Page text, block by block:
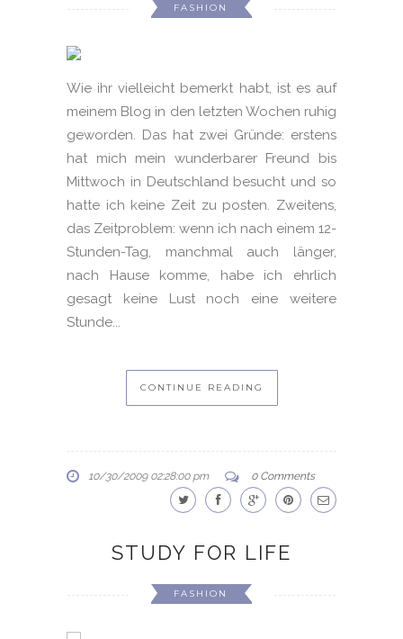
FASHION
Wie ihr vielleicht bemerkt habt, ist es auf
meinem Blog in den letzten Wochen ruhig
geworden. Das hat zwei Gründe: erstens
hat mich mein wunderbarer Freund bis
Mittwoch in Deutschland besucht und so
hatte ich keine Zeit zu posten. Zweitens,
das Zeitproblem: wenn ich nach einem 12-
Stunden-Tag, manchmal auch länger,
nach Hause komme, habe ich ehrlich
gesagt keine Lust noch eine weitere
Stunde...
CONTINUE READING
10/30/2009 02:28:00 pm 0 Comments
STUDY FOR LIFE
FASHION